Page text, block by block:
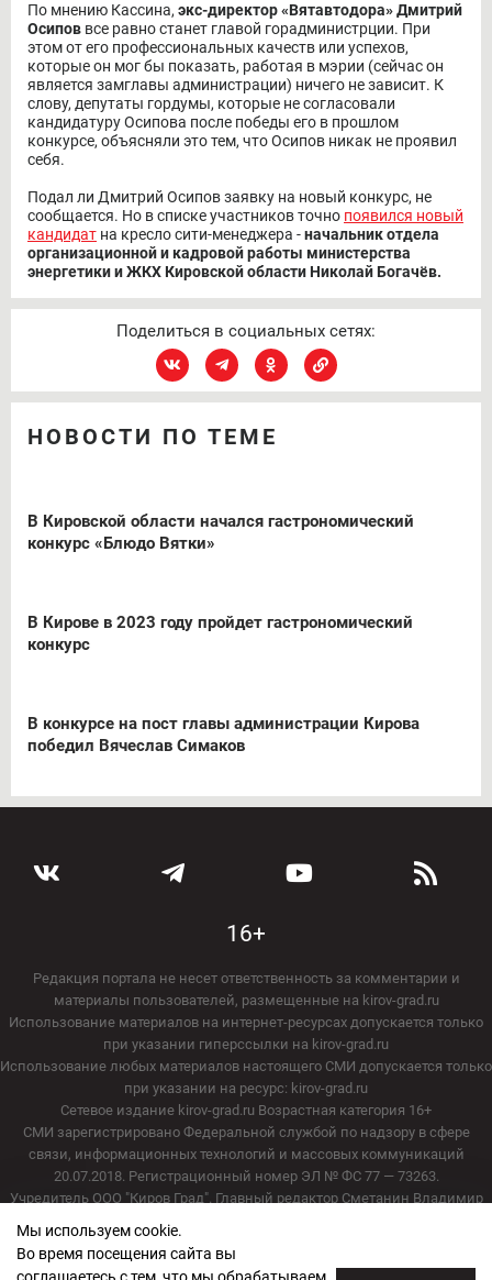
По мнению Кассина, экс-директор «Вятавтодора» Дмитрий
Осипов все равно станет главой горадминистрции. При
этом от его профессиональных качеств или успехов,
которые он мог бы показать, работая в мэрии (сейчас он
является замглавы администрации) ничего не зависит. К
слову, депутаты гордумы, которые не согласовали
кандидатуру Осипова после победы его в прошлом
конкурсе, объясняли это тем, что Осипов никак не проявил
себя.
Подал ли Дмитрий Осипов заявку на новый конкурс, не
сообщается. Но в списке участников точно появился новый
кандидат на кресло сити-менеджера -начальник отдела
организационной и кадровой работы министерства
энергетики и ЖКХ Кировской области Николай Богачёв.
Поделиться в социальных сетях:
НОВОСТИ ПО ТЕМЕ
В Кировской области начался гастрономический
конкурс «Блюдо Вятки»
В Кирове в 2023 году пройдет гастрономический
конкурс
В конкурсе на пост главы администрации Кирова
победил Вячеслав Симаков
16+
Редакция портала не несет ответственность за комментарии и
материалы пользователей, размещенные на kirov-grad.ru
Использование материалов на интернет-ресурсах допускается только
при указании гиперссылки на kirov-grad.ru
Использование любых материалов настоящего СМИ допускается только
при указании на ресурс: kirov-grad.ru
Сетевое издание kirov-grad.ru Возрастная категория 16+
СМИ зарегистрировано Федеральной службой по надзору в сфере
связи, информационных технологий и массовых коммуникаций
20.07.2018. Регистрационный номер ЭЛ № ФС 77 — 73263.
Учредитель ООО "Киров Град". Главный редактор Сметанин Владимир
Адрес редакции: 610000, Кировская область, г. Киров, ул. Московская, д.
Мы используем cookie.
Во время посещения сайта вы